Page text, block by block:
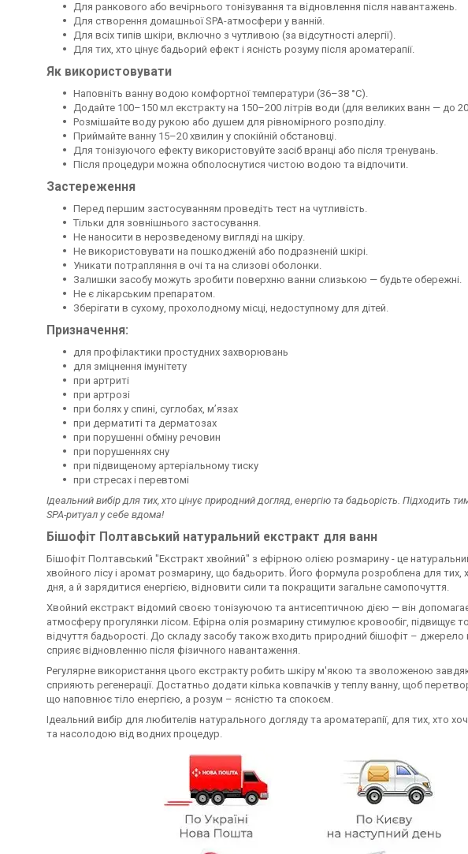
Для ранкового або вечірнього тонізування та відновлення після навантажень.
Для створення домашньої SPA-атмосфери у ванній.
Для всіх типів шкіри, включно з чутливою (за відсутності алергії).
Для тих, хто цінує бадьорий ефект і ясність розуму після ароматерапії.
Як використовувати
Наповніть ванну водою комфортної температури (36–38 °C).
Додайте 100–150 мл екстракту на 150–200 літрів води (для великих ванн — до
Розмішайте воду рукою або душем для рівномірного розподілу.
Приймайте ванну 15–20 хвилин у спокійній обстановці.
Для тонізуючого ефекту використовуйте засіб вранці або після тренувань.
Після процедури можна обполоснутися чистою водою та відпочити.
Застереження
Перед першим застосуванням проведіть тест на чутливість.
Тільки для зовнішнього застосування.
Не наносити в нерозведеному вигляді на шкіру.
Не використовувати на пошкодженій або подразненій шкірі.
Уникати потрапляння в очі та на слизові оболонки.
Залишки засобу можуть зробити поверхню ванни слизькою — будьте обережні.
Не є лікарським препаратом.
Зберігати в сухому, прохолодному місці, недоступному для дітей.
Призначення:
для профілактики простудних захворювань
для зміцнення імунітету
при артриті
при артрозі
при болях у спині, суглобах, м’язах
при дерматиті та дерматозах
при порушенні обміну речовин
при порушеннях сну
при підвищеному артеріальному тиску
при стресах і перевтомі
Ідеальний вибір для тих, хто цінує природний догляд, енергію та бадьорість. Підходить
SPA-ритуал у себе вдома!
Бішофіт Полтавський натуральний екстракт для ванн
Бішофіт Полтавський "Екстракт хвойний" з ефірною олією розмарину - це
хвойного лісу і аромат розмарину, що бадьорить. Його формула розроблена для тих,
дня, а й зарядитися енергією, відновити сили та покращити загальне самопочуття.
Хвойний екстракт відомий своєю тонізуючою та антисептичною дією — він
атмосферу прогулянки лісом. Ефірна олія розмарину стимулює кровообіг, підвищує
відчуття бадьорості. До складу засобу також входить природний бішофіт – джерело
сприяє відновленню після фізичного навантаження.
Регулярне використання цього екстракту робить шкіру м'якою та зволоженою завдяки
сприяють регенерації. Достатньо додати кілька ковпачків у теплу ванну, щоб
що наповнює тіло енергією, а розум – ясністю та спокоєм.
Ідеальний вибір для любителів натурального догляду та ароматерапії, для тих, хто
та насолодою від водних процедур.